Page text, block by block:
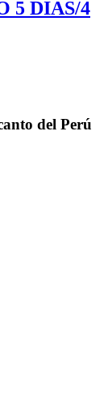
5 DIAS/4
del Perú